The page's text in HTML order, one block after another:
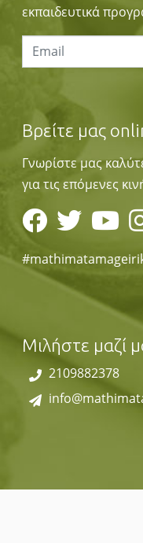
εκπαιδευτικά
Βρείτε μας
Γνωρίστε μας
για τις επόμενες
Μιλήστε μαζί
2109882378